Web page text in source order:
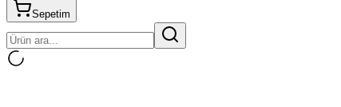
Sepetim